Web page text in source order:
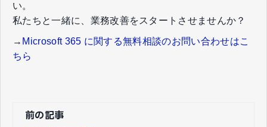
い。​
私たちと一緒に、業務改善をスタートさせませんか？
→ Microsoft 365 に関する無料相談のお問い合わせはこ
ちら
前の記事